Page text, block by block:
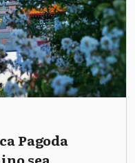
Pagoda